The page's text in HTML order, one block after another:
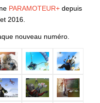
PARAMOTEUR+depuis
2016.
nouveau numéro.